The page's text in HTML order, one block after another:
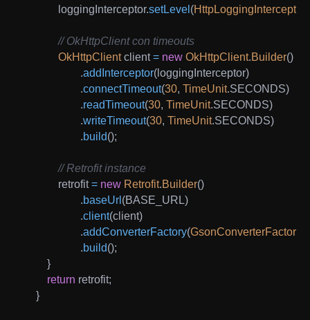
            loggingInterceptor
.setLevel (HttpLoggingInterceptor
// OkHttpClient con timeouts
OkHttpClient client = new OkHttpClient.Builder()
.addInterceptor(loggingInterceptor)
.connectTimeout(30, TimeUnit.SECONDS)
.readTimeout(30, TimeUnit.SECONDS)
.writeTimeout(30, TimeUnit.SECONDS)
.build();
// Retrofit instance
            retrofit
= new Retrofit.Builder()
.baseUrl (BASE_URL)
.client(client)
.addConverterFactory(GsonConverterFactory
.build();
}
return retrofit;
}